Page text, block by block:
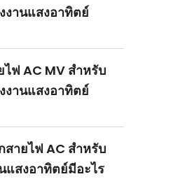
งานแสงอาทิตย์
ไฟ AC MV สำหรับ
งานแสงอาทิตย์
สายไฟ AC สำหรับ
แสงอาทิตย์มีอะไร